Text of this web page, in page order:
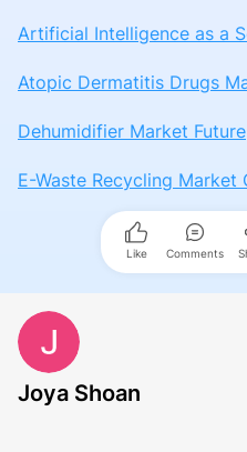
Artificial Intelligence as a
Atopic Dermatitis Drugs
Dehumidifier Market Future
E-Waste Recycling Market
Like Comments
Joya Shoan